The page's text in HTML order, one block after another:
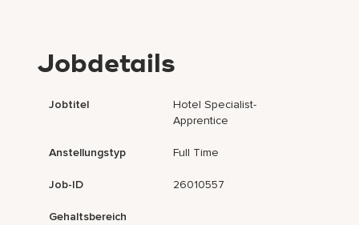
Jobdetails
Jobtitel
Hotel Specialist-
Apprentice
Anstellungstyp Full Time
Job-ID 26010557
Gehaltsbereich